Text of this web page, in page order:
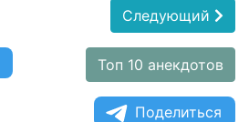
Следующий
Топ 10 анекдотов
Поделиться